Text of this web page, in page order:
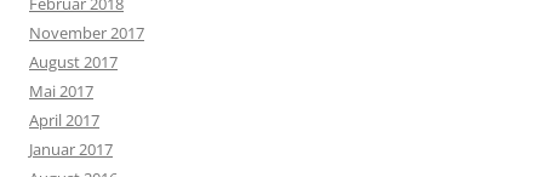
November 2017
August 2017
Mai 2017
April 2017
Januar 2017